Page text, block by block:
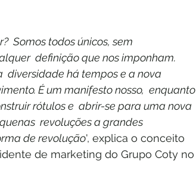
Somos todos únicos, sem
definição que nos imponham.
diversidade há tempos e a nova
É um manifesto nosso,  enquanto
rótulos e  abrir-se para uma nova
revoluções a grandes
de revolução', explica o conceito
de marketing do Grupo Coty no